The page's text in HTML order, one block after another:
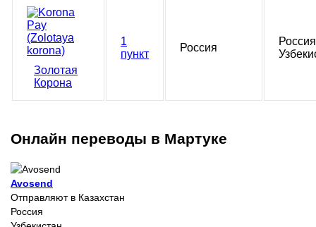
Золотая
Корона
1
пункт
Россия
Россия
Онлайн переводы в Мартуке
Avosend
Отправляют в Казахстан
Россия